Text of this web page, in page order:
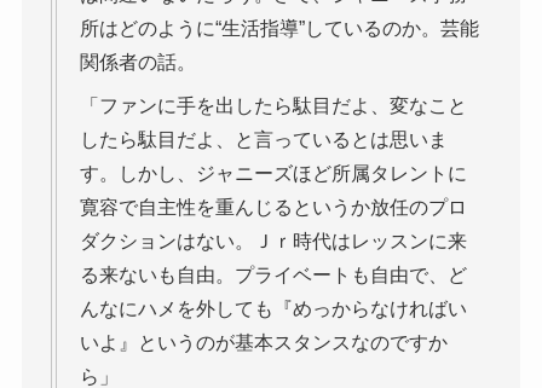
所はどのように“生活指導”しているのか。芸能
関係者の話。
「ファンに手を出したら駄目だよ、変なこと
したら駄目だよ、と言っているとは思いま
す。しかし、ジャニーズほど所属タレントに
寛容で自主性を重んじるというか放任のプロ
ダクションはない。Ｊｒ時代はレッスンに来
る来ないも自由。プライベートも自由で、ど
んなにハメを外しても『めっからなければい
いよ』というのが基本スタンスなのですか
ら」